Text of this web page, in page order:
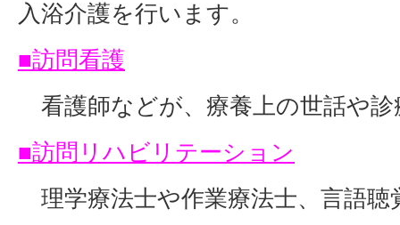
入浴介護を行います。
■訪問看護
看護師などが、療養上の世話や
■訪問リハビリテーション
理学療法士や作業療法士、言語聴